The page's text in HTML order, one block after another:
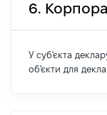
6.
У суб'єкта
об'єкти для